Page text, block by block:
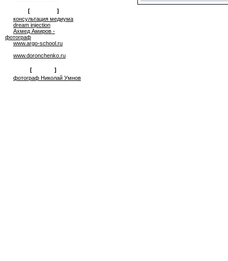
[
]
консультация медиума
dream injection
Ахмед Амиров -
фотограф
www.argo-school.ru
www.doronchenko.ru
[
]
фотограф Николай Умнов